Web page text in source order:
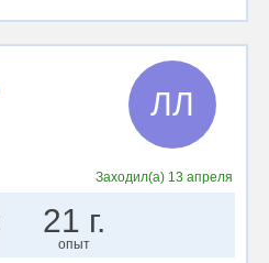
ЛЛ
Заходил(а) 13 апреля
21 г.
опыт